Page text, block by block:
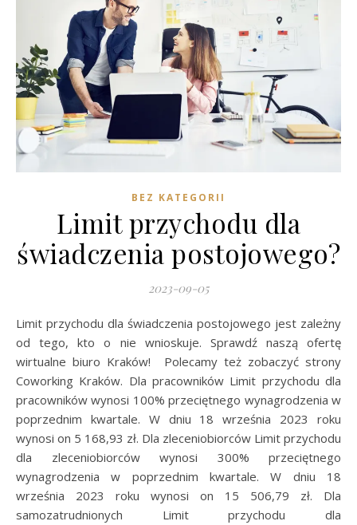
BEZ KATEGORII
Limit przychodu dla
świadczenia postojowego?
2023-09-05
Limit przychodu dla świadczenia postojowego jest zależny
od tego, kto o nie wnioskuje. Sprawdź naszą ofertę
wirtualne biuro Kraków! Polecamy też zobaczyć strony
Coworking Kraków. Dla pracowników Limit przychodu dla
pracowników wynosi 100% przeciętnego wynagrodzenia w
poprzednim kwartale. W dniu 18 września 2023 roku
wynosi on 5 168,93 zł. Dla zleceniobiorców Limit przychodu
dla zleceniobiorców wynosi 300% przeciętnego
wynagrodzenia w poprzednim kwartale. W dniu 18
września 2023 roku wynosi on 15 506,79 zł. Dla
samozatrudnionych Limit przychodu dla